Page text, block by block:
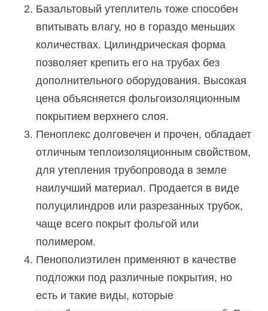
Базальтовый утеплитель тоже способен
впитывать влагу, но в гораздо меньших
количествах. Цилиндрическая форма
позволяет крепить его на трубах без
дополнительного оборудования. Высокая
цена объясняется фольгоизоляционным
покрытием верхнего слоя.
Пеноплекс долговечен и прочен, обладает
отличным теплоизоляционным свойством,
для утепления трубопровода в земле
наилучший материал. Продается в виде
полуцилиндров или разрезанных трубок,
чаще всего покрыт фольгой или
полимером.
Пенополиэтилен применяют в качестве
подложки под различные покрытия, но
есть и такие виды, которые